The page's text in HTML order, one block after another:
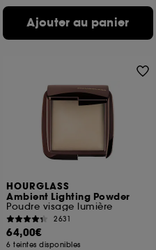
Ajouter au panier
HOURGLASS
Ambient Lighting Powder
Poudre visage lumière
2631
64,00€
6 teintes disponibles